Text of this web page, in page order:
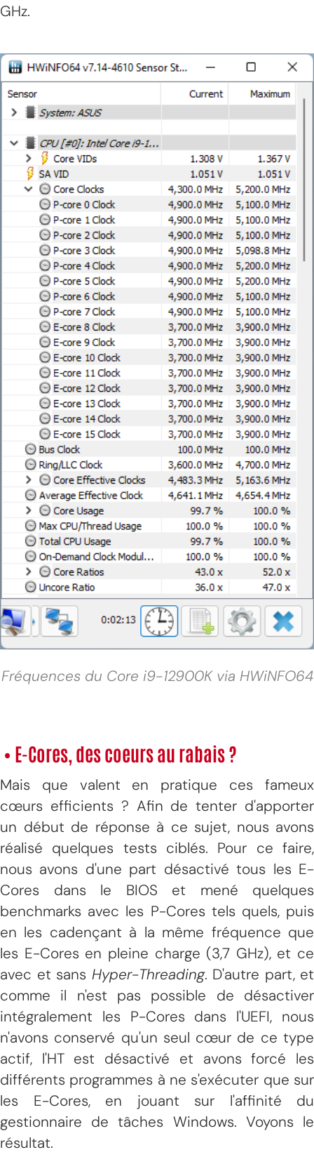
GHz.
Fréquences du Core i9-12900K via HWiNFO64
• E-Cores, des coeurs au rabais ?
Mais que valent en pratique ces fameux
cœurs efficients ? Afin de tenter d'apporter
un début de réponse à ce sujet, nous avons
réalisé quelques tests ciblés. Pour ce faire,
nous avons d'une part désactivé tous les E-
Cores dans le BIOS et mené quelques
benchmarks avec les P-Cores tels quels, puis
en les cadençant à la même fréquence que
les E-Cores en pleine charge (3,7 GHz), et ce
avec et sans Hyper-Threading. D'autre part, et
comme il n'est pas possible de désactiver
intégralement les P-Cores dans l'UEFI, nous
n'avons conservé qu'un seul cœur de ce type
actif, l'HT est désactivé et avons forcé les
différents programmes à ne s'exécuter que sur
les E-Cores, en jouant sur l'affinité du
gestionnaire de tâches Windows. Voyons le
résultat.